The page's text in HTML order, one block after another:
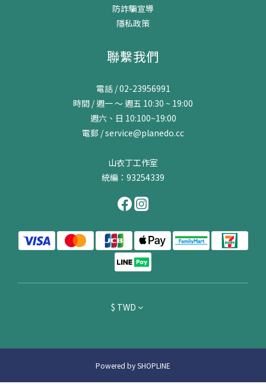
防詐騙宣導
隱私政策
聯繫我們
電話 / 02-23956991
時間 / 週一 ～ 週五 10:30 ~ 19:00
週六、日 10:100~19:00
電郵 / service@planedo.cc
山衣丁工作室
統編：93254339
$ TWD
Powered by SHOPLINE